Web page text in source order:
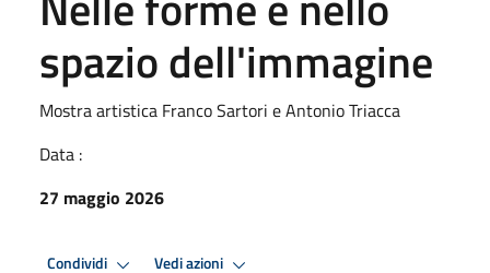
spazio dell'immagine
Mostra artistica Franco Sartori e Antonio Triacca
Data :
27 maggio 2026
Condividi Vedi azioni